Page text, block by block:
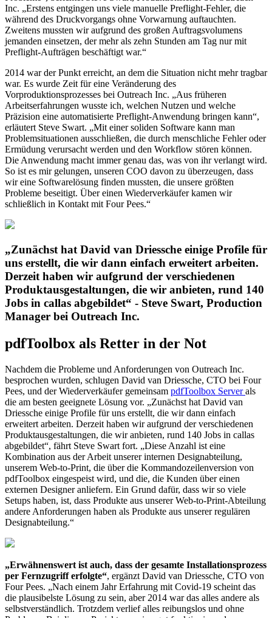
Inc. „Erstens entgingen uns viele manuelle Preflight-Fehler, die
während des Druckvorgangs ohne Vorwarnung auftauchten.
Zweitens mussten wir aufgrund des großen Auftragsvolumens
jemanden einsetzen, der mehr als zehn Stunden am Tag nur mit
Preflight-Aufträgen beschäftigt war.“
2014 war der Punkt erreicht, an dem die Situation nicht mehr tragbar
war. Es wurde Zeit für eine Veränderung des
Vorproduktionsprozesses bei Outreach Inc. „Aus früheren
Arbeitserfahrungen wusste ich, welchen Nutzen und welche
Präzision eine automatisierte Preflight-Anwendung bringen kann“,
erläutert Steve Swart. „Mit einer soliden Software kann man
Problemsituationen ausschließen, die durch menschliche Fehler oder
Ermüdung verursacht werden und den Workflow stören können.
Die Anwendung macht immer genau das, was von ihr verlangt wird.
So ist es mir gelungen, unseren COO davon zu überzeugen, dass
wir eine Softwarelösung finden mussten, die unsere größten
Probleme beseitigt. Über einen Wiederverkäufer kamen wir
schließlich in Kontakt mit Four Pees.“
„Zunächst hat David van Driessche einige Profile für
uns erstellt, die wir dann einfach erweitert arbeiten.
Derzeit haben wir aufgrund der verschiedenen
Produktausgestaltungen, die wir anbieten, rund 140
Jobs in callas abgebildet“ - Steve Swart, Production
Manager bei Outreach Inc.
pdfToolbox als Retter in der Not
Nachdem die Probleme und Anforderungen von Outreach Inc.
besprochen wurden, schlugen David van Driessche, CTO bei Four
Pees, und der Wiederverkäufer gemeinsam pdfToolbox Serverals
die am besten geeignete Lösung vor. „Zunächst hat David van
Driessche einige Profile für uns erstellt, die wir dann einfach
erweitert arbeiten. Derzeit haben wir aufgrund der verschiedenen
Produktausgestaltungen, die wir anbieten, rund 140 Jobs in callas
abgebildet“, fährt Steve Swart fort. „Diese Anzahl ist eine
Kombination aus der Arbeit unserer internen Designabteilung,
unserem Web-to-Print, die über die Kommandozeilenversion von
pdfToolbox eingespeist wird, und die, die Kunden über einen
externen Designer anliefern. Ein Grund dafür, dass wir so viele
Setups haben, ist, dass Produkte aus unserer Web-to-Print-Abteilung
andere Anforderungen haben als Produkte aus unserer regulären
Designabteilung.“
„Erwähnenswert ist auch, dass der gesamte Installationsprozess
per Fernzugriff erfolgte“, ergänzt David van Driessche, CTO von
Four Pees. „Nach einem Jahr Erfahrung mit Covid-19 scheint das
die plausibelste Lösung zu sein, aber 2014 war das alles andere als
selbstverständlich. Trotzdem verlief alles reibungslos und ohne